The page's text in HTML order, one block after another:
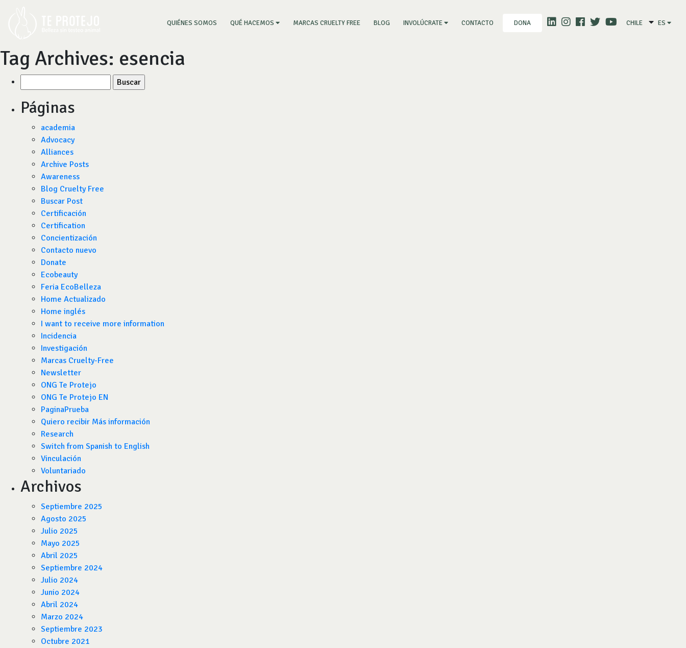
QUIÉNES SOMOS (CURRENT)
QUÉ HACEMOS MARCAS CRUELTY FREE BLOG INVOLÚCRATE CONTACTO DONA CHILE ES
Tag Archives: esencia
por:
Páginas
academia
Advocacy
Alliances
Archive Posts
Awareness
Blog Cruelty Free
Buscar Post
Certificación
Certification
Concientización
Contacto nuevo
Donate
Ecobeauty
Feria EcoBelleza
Home Actualizado
Home inglés
I want to receive more information
Incidencia
Investigación
Marcas Cruelty-Free
Newsletter
ONG Te Protejo
ONG Te Protejo EN
PaginaPrueba
Quiero recibir Más información
Research
Switch from Spanish to English
Vinculación
Voluntariado
Archivos
Septiembre 2025
Agosto 2025
Julio 2025
Mayo 2025
Abril 2025
Septiembre 2024
Julio 2024
Junio 2024
Abril 2024
Marzo 2024
Septiembre 2023
Octubre 2021